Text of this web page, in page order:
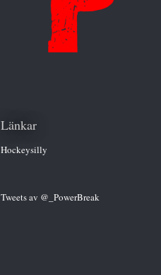
Länkar
Hockeysilly
Tweets av @_PowerBreak